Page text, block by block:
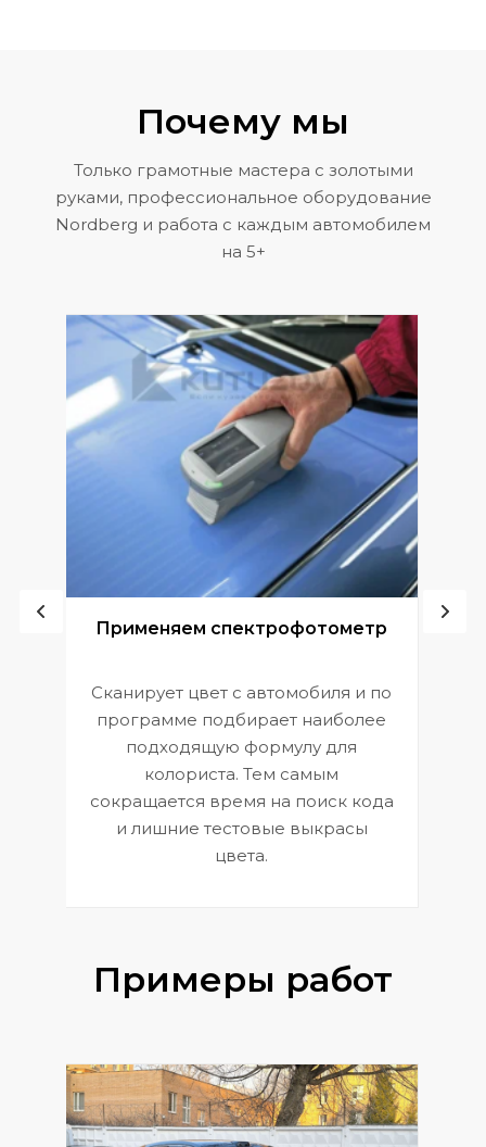
Почему мы
Только грамотные мастера с золотыми
руками, профессиональное оборудование
Nordberg и работа с каждым автомобилем
на 5+
Применяем спектрофотометр
Сканирует цвет с автомобиля и по
программе подбирает наиболее
подходящую формулу для
колориста. Тем самым
сокращается время на поиск кода
и лишние тестовые выкрасы
цвета.
Примеры работ